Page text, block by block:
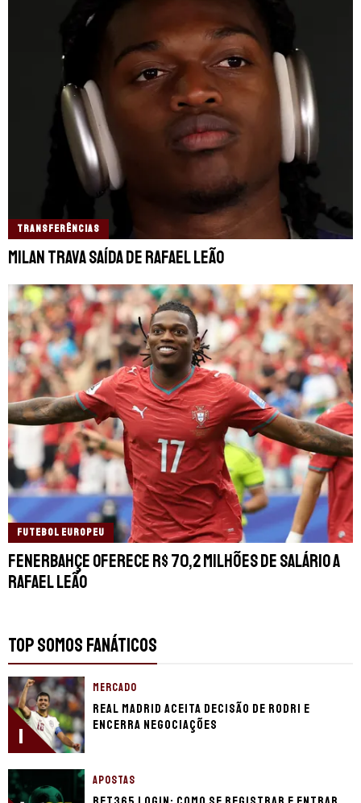
TRANSFERÊNCIAS
Milan trava saída de Rafael Leão
FUTEBOL EUROPEU
Fenerbahçe oferece R$ 70,2 milhões de salário a
Rafael Leão
TOP SOMOS FANÁTICOS
1
MERCADO
Real Madrid aceita decisão de Rodri e
encerra negociações
APOSTAS